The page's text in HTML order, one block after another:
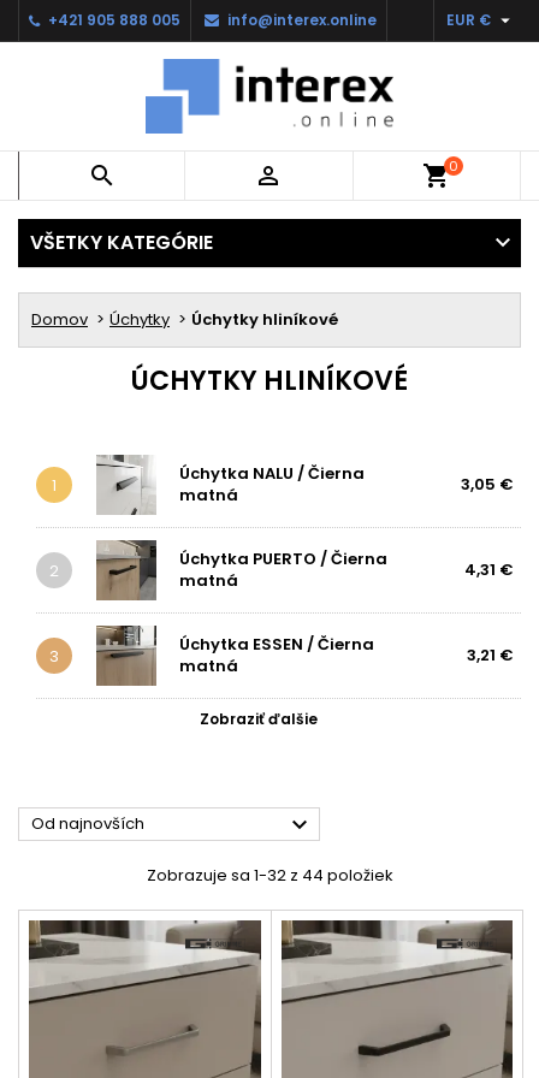
+421 905 888 005 info@interex.online EUR € 
  shopping_cart0
VŠETKY KATEGÓRIE
Domov Úchytky Úchytky hliníkové
ÚCHYTKY HLINÍKOVÉ
1
Úchytka NALU / Čierna
matná
3,05 €
2
Úchytka PUERTO / Čierna
matná
4,31 €
3
Úchytka ESSEN / Čierna
matná
3,21 €
Zobraziť ďalšie
Od najnovších 
Zobrazuje sa 1-32 z 44 položiek